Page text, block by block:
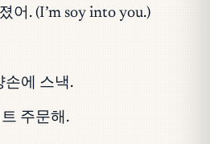
어. (I’m soy into you.)
손에 스낵.
주문해.